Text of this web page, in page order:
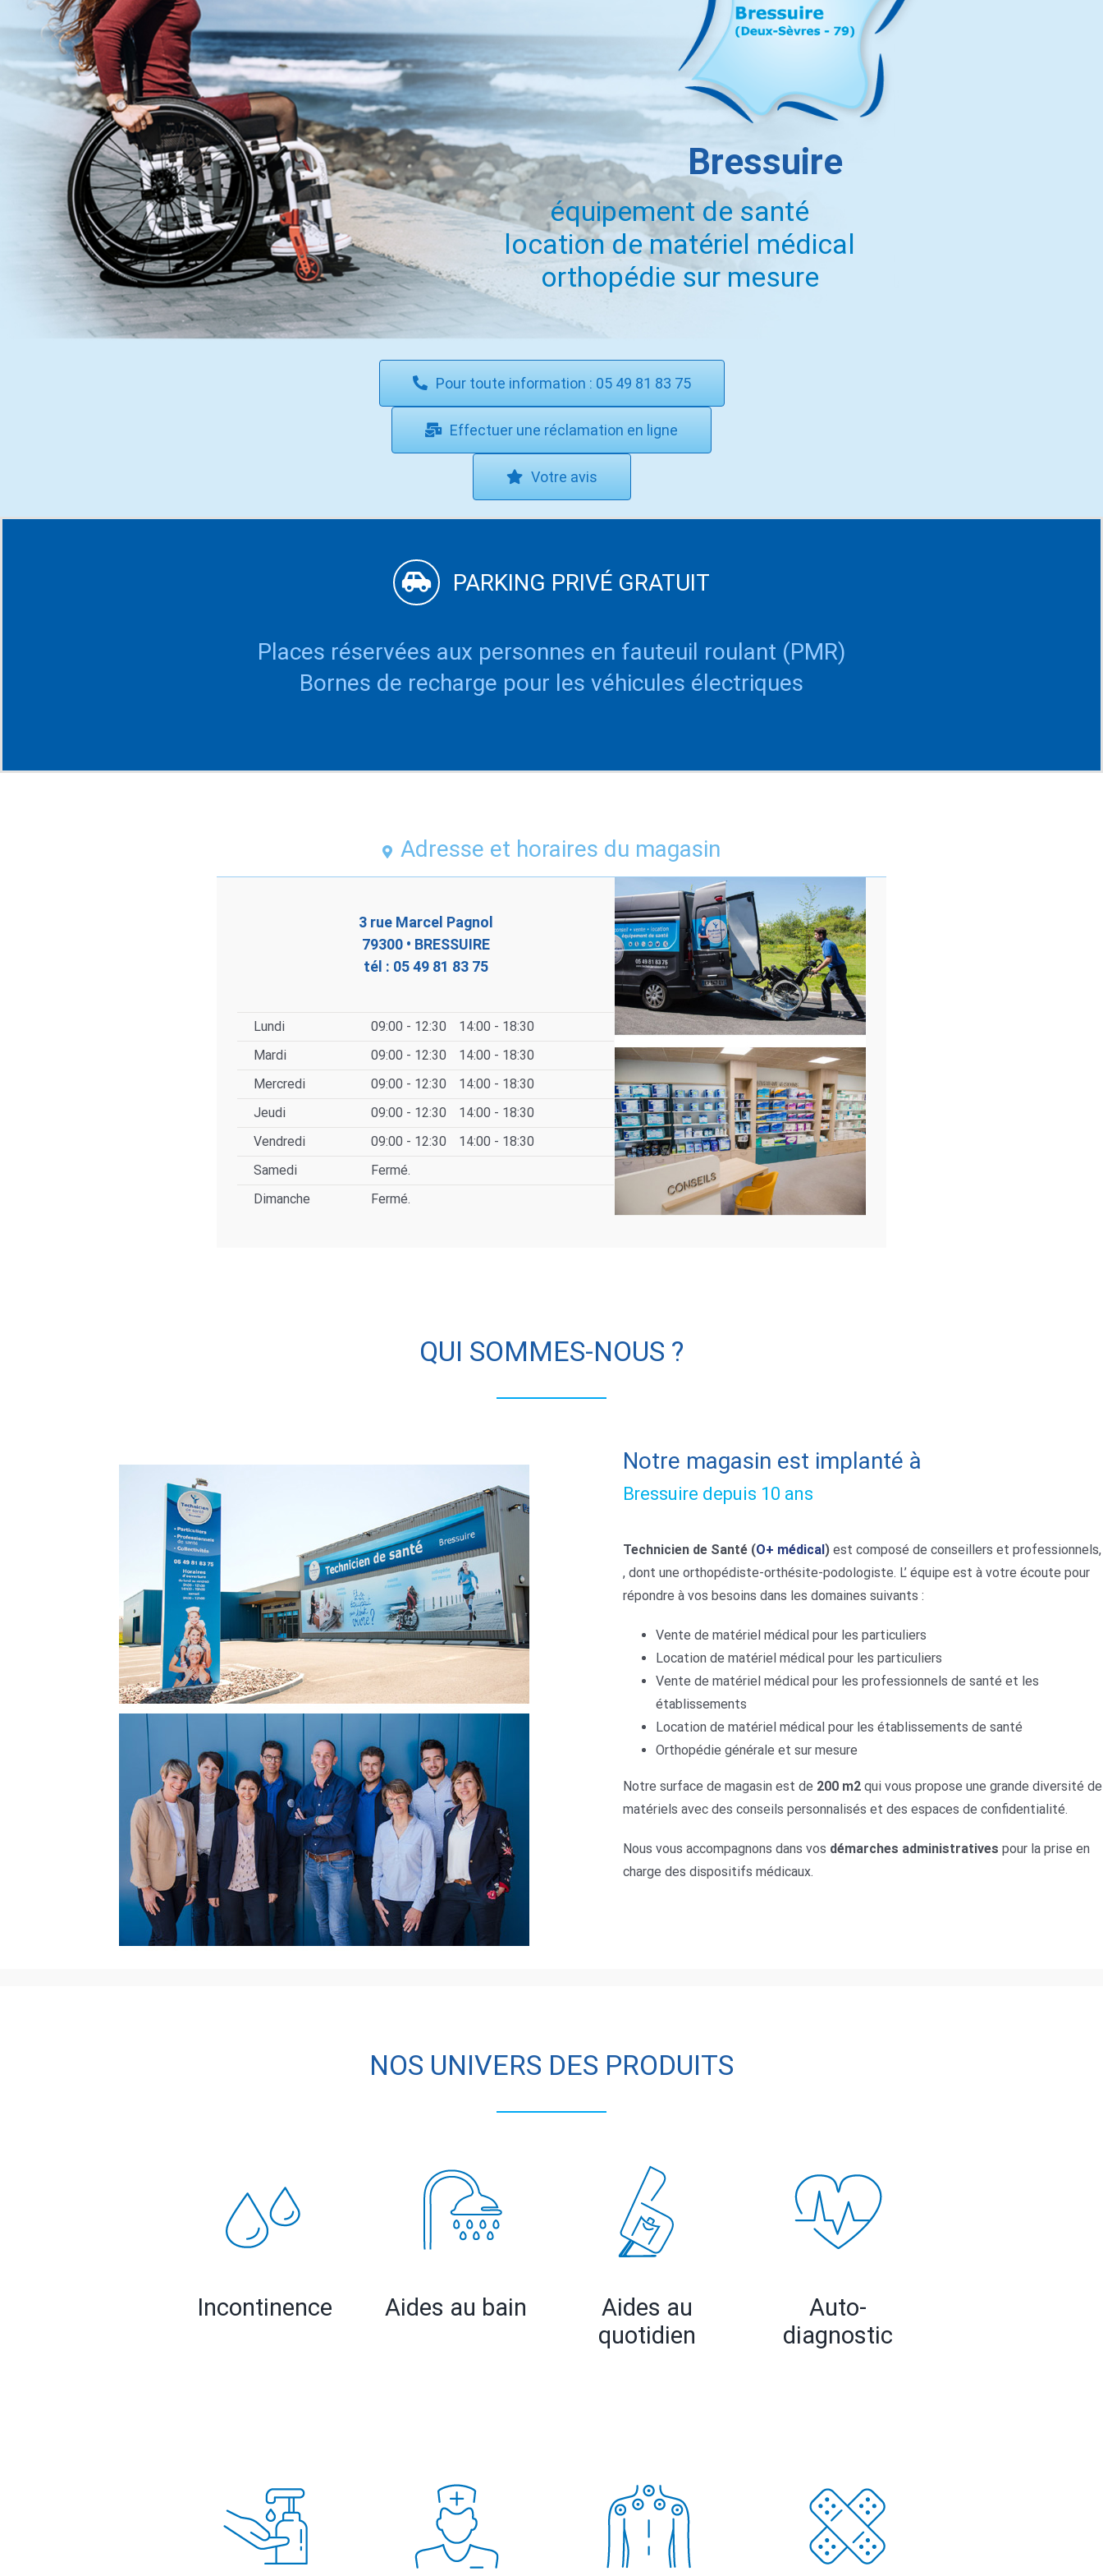
Bressuire
équipement de santé
location de matériel médical
orthopédie sur mesure
Pour toute information : 05 49 81 83 75
Effectuer une réclamation en ligne
Votre avis
PARKING PRIVÉ GRATUIT
Places réservées aux personnes en fauteuil roulant (PMR)
Bornes de recharge pour les véhicules électriques
Adresse et horaires du magasin
3 rue Marcel Pagnol
79300 • BRESSUIRE
tél : 05 49 81 83 75
Lundi 09:00 - 12:30
14:00 - 18:30
Mardi
09:00 - 12:30
14:00 - 18:30
Mercredi
09:00 - 12:30
14:00 - 18:30
Jeudi
09:00 - 12:30
14:00 - 18:30
Vendredi
09:00 - 12:30
14:00 - 18:30
Samedi
Fermé.
Dimanche
Fermé.
QUI SOMMES-NOUS ?
Notre magasin est implanté à
Bressuire depuis 10 ans
Technicien de Santé (O+ médical )est composé de conseillers et professionnels,
, dont une orthopédiste-orthésite-podologiste. L’ équipe est à votre écoute pour
répondre à vos besoins dans les domaines suivants :
Vente de matériel médical pour les particuliers
Location de matériel médical pour les particuliers
Vente de matériel médical pour les professionnels de santé et les
établissements
Location de matériel médical pour les établissements de santé
Orthopédie générale et sur mesure
Notre surface de magasin est de 200 m2 qui vous propose une grande diversité de
matériels avec des conseils personnalisés et des espaces de confidentialité.
Nous vous accompagnons dans vos démarches administratives pour la prise en
charge des dispositifs médicaux.
NOS UNIVERS DES PRODUITS
Incontinence Aides au bain
Aides au
quotidien
Auto-
diagnostic